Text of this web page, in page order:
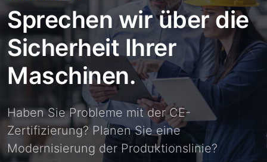
Sprechen wir über die
Sicherheit Ihrer
Maschinen.
Haben Sie Probleme mit der CE-
Zertifizierung? Planen Sie eine
Modernisierung der Produktionslinie?